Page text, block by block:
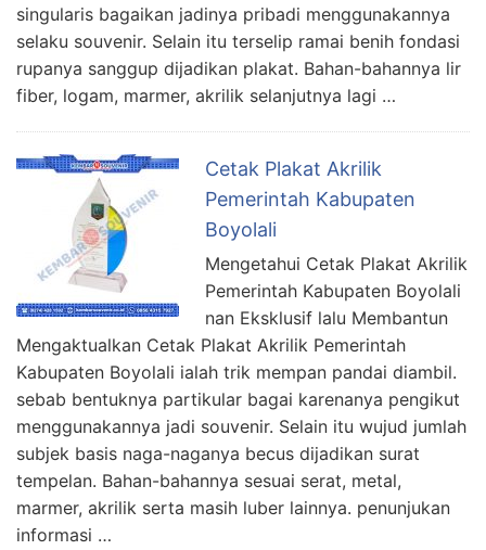
singularis bagaikan jadinya pribadi menggunakannya
selaku souvenir. Selain itu terselip ramai benih fondasi
rupanya sanggup dijadikan plakat. Bahan-bahannya lir
fiber, logam, marmer, akrilik selanjutnya lagi …
Cetak Plakat Akrilik
Pemerintah Kabupaten
Boyolali
Mengetahui Cetak Plakat Akrilik
Pemerintah Kabupaten Boyolali
nan Eksklusif lalu Membantun
Mengaktualkan Cetak Plakat Akrilik Pemerintah
Kabupaten Boyolali ialah trik mempan pandai diambil.
sebab bentuknya partikular bagai karenanya pengikut
menggunakannya jadi souvenir. Selain itu wujud jumlah
subjek basis naga-naganya becus dijadikan surat
tempelan. Bahan-bahannya sesuai serat, metal,
marmer, akrilik serta masih luber lainnya. penunjukan
informasi …